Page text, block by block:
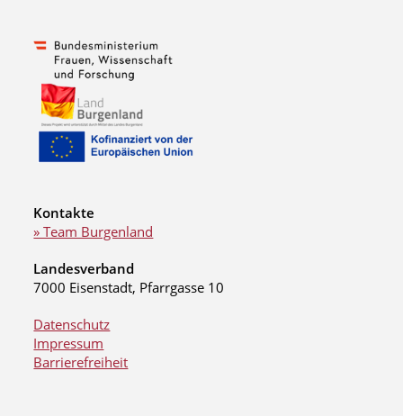
Kontakte
» Team Burgenland
Landesverband
7000 Eisenstadt, Pfarrgasse 10
Datenschutz
Impressum
Barrierefreiheit